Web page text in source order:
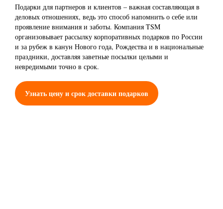
Подарки для партнеров и клиентов – важная составляющая в
деловых отношениях, ведь это способ напомнить о себе или
проявление внимания и заботы. Компания TSM
организовывает рассылку корпоративных подарков по России
и за рубеж в канун Нового года, Рождества и в национальные
праздники, доставляя заветные посылки целыми и
невредимыми точно в срок.
Узнать цену и срок доставки подарков